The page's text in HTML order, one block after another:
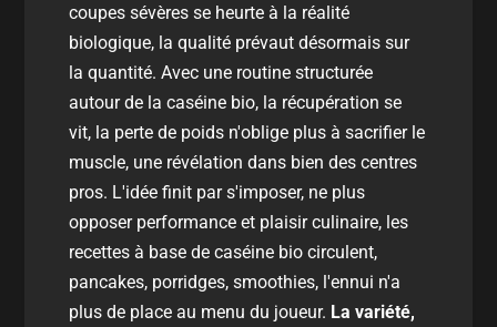
coupes sévères se heurte à la réalité
biologique, la qualité prévaut désormais sur
la quantité. Avec une routine structurée
autour de la caséine bio, la récupération se
vit, la perte de poids n'oblige plus à sacrifier le
muscle, une révélation dans bien des centres
pros. L'idée finit par s'imposer, ne plus
opposer performance et plaisir culinaire, les
recettes à base de caséine bio circulent,
pancakes, porridges, smoothies, l'ennui n'a
plus de place au menu du joueur. La variété,